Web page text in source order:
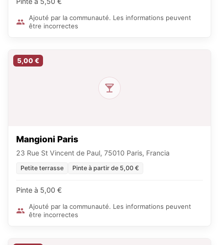
Ajouté par la communauté. Les informations peuvent
être incorrectes
5,00 €
Mangioni Paris
23 Rue St Vincent de Paul, 75010 Paris, Francia
Petite terrasse Pinte à partir de 5,00 €
Pinte à 5,00 €
Ajouté par la communauté. Les informations peuvent
être incorrectes